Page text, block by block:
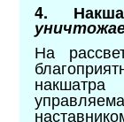
4.
На